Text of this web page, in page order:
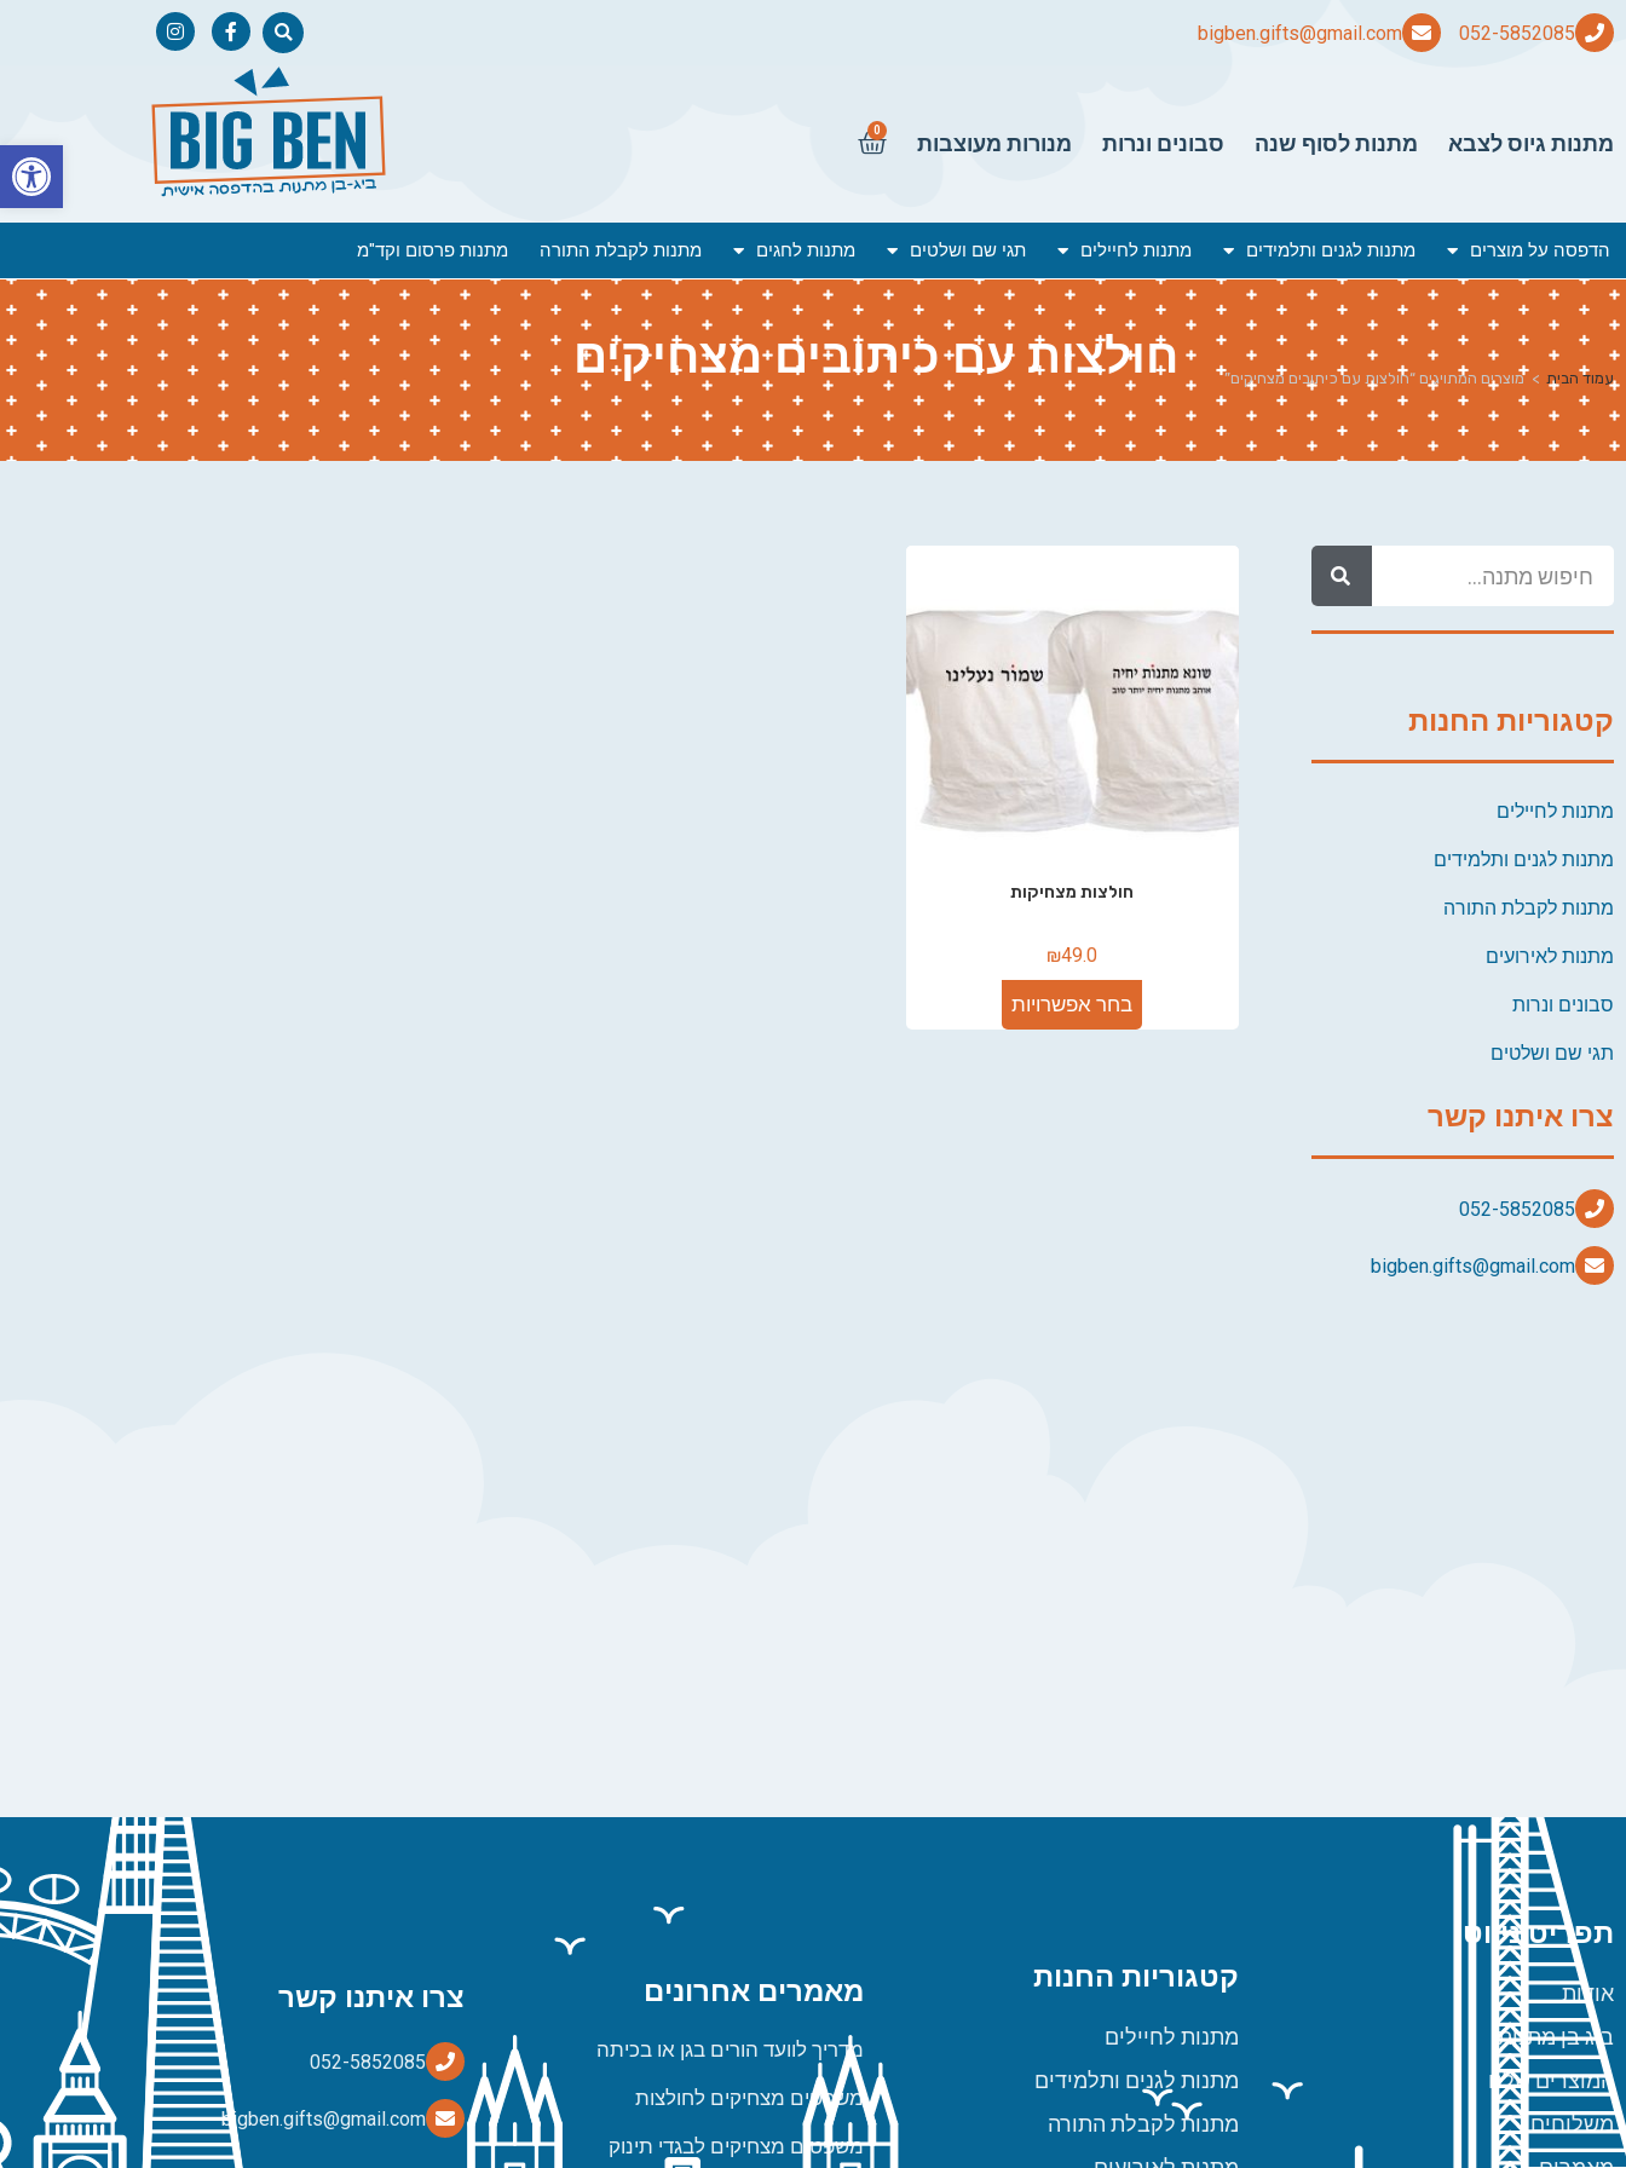
bigben.gifts@gmail.com
מתנות גיוס לצבא מתנות לסוף שנה סבונים ונרות מנורות מעוצבות
0
הדפסה על מוצרים מתנות לגנים ותלמידים מתנות לחיילים תגי שם ושלטים מתנות לחגים מתנות לקבלת התורה מתנות פרסום וקד"מ
חולצות עם כיתובים מצחיקים עמוד הבית > מוצרים המתויגים “חולצות עם כיתובים מצחיקים”
קטגוריות החנות
מתנות לחיילים
מתנות לגנים ותלמידים
מתנות לקבלת התורה
מתנות לאירועים
סבונים ונרות
תגי שם ושלטים
צרו איתנו קשר
bigben.gifts@gmail.com
חולצות מצחיקות
₪49.0
בחר אפשרויות
תפריט ניווט
אודות
ביג בן מתנות
המוצרים שלנו
משלוחים
קטגוריות החנות
מתנות לחיילים
מתנות לגנים ותלמידים
מתנות לקבלת התורה
מאמרים אחרונים
מדריך לוועד הורים בגן או בכיתה
משפטים מצחיקים לחולצות
משפטים מצחיקים לבגדי תינוק
צרו איתנו קשר
bigben.gifts@gmail.com